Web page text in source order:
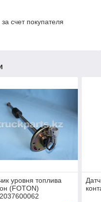
счет покупателя
уровня топлива
(FOTON)